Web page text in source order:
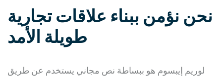
نحن نؤمن ببناء علاقات تجارية
طويلة الأمد
لوريم إيبسوم هو ببساطة نص مجاني يستخدم عن طريق